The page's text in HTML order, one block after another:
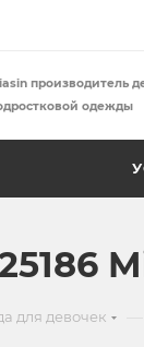
производитель
одежды
для девочек